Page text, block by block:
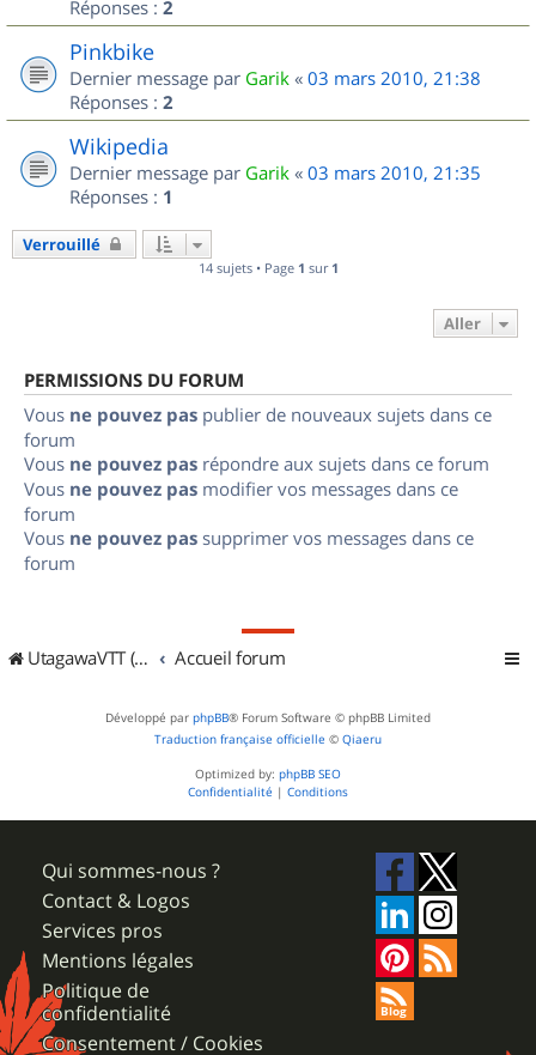
Réponses : 2
Pinkbike
Dernier message par Garik « 03 mars 2010, 21:38
Réponses : 2
Wikipedia
Dernier message par Garik « 03 mars 2010, 21:35
Réponses : 1
Verrouillé
14 sujets • Page 1 sur 1
Aller
PERMISSIONS DU FORUM
Vous ne pouvez pas publier de nouveaux sujets dans ce
forum
Vous ne pouvez pas répondre aux sujets dans ce forum
Vous ne pouvez pas modifier vos messages dans ce
forum
Vous ne pouvez pas supprimer vos messages dans ce
forum
UtagawaVTT (Randos VTT et VTTAE avec traces GPS) Accueil forum
Développé par phpBB® Forum Software © phpBB Limited
Traduction française officielle © Qiaeru
Optimized by: phpBB SEO
Confidentialité | Conditions
Qui sommes-nous ?
Contact & Logos
Services pros
Mentions légales
Politique de
confidentialité
Consentement / Cookies